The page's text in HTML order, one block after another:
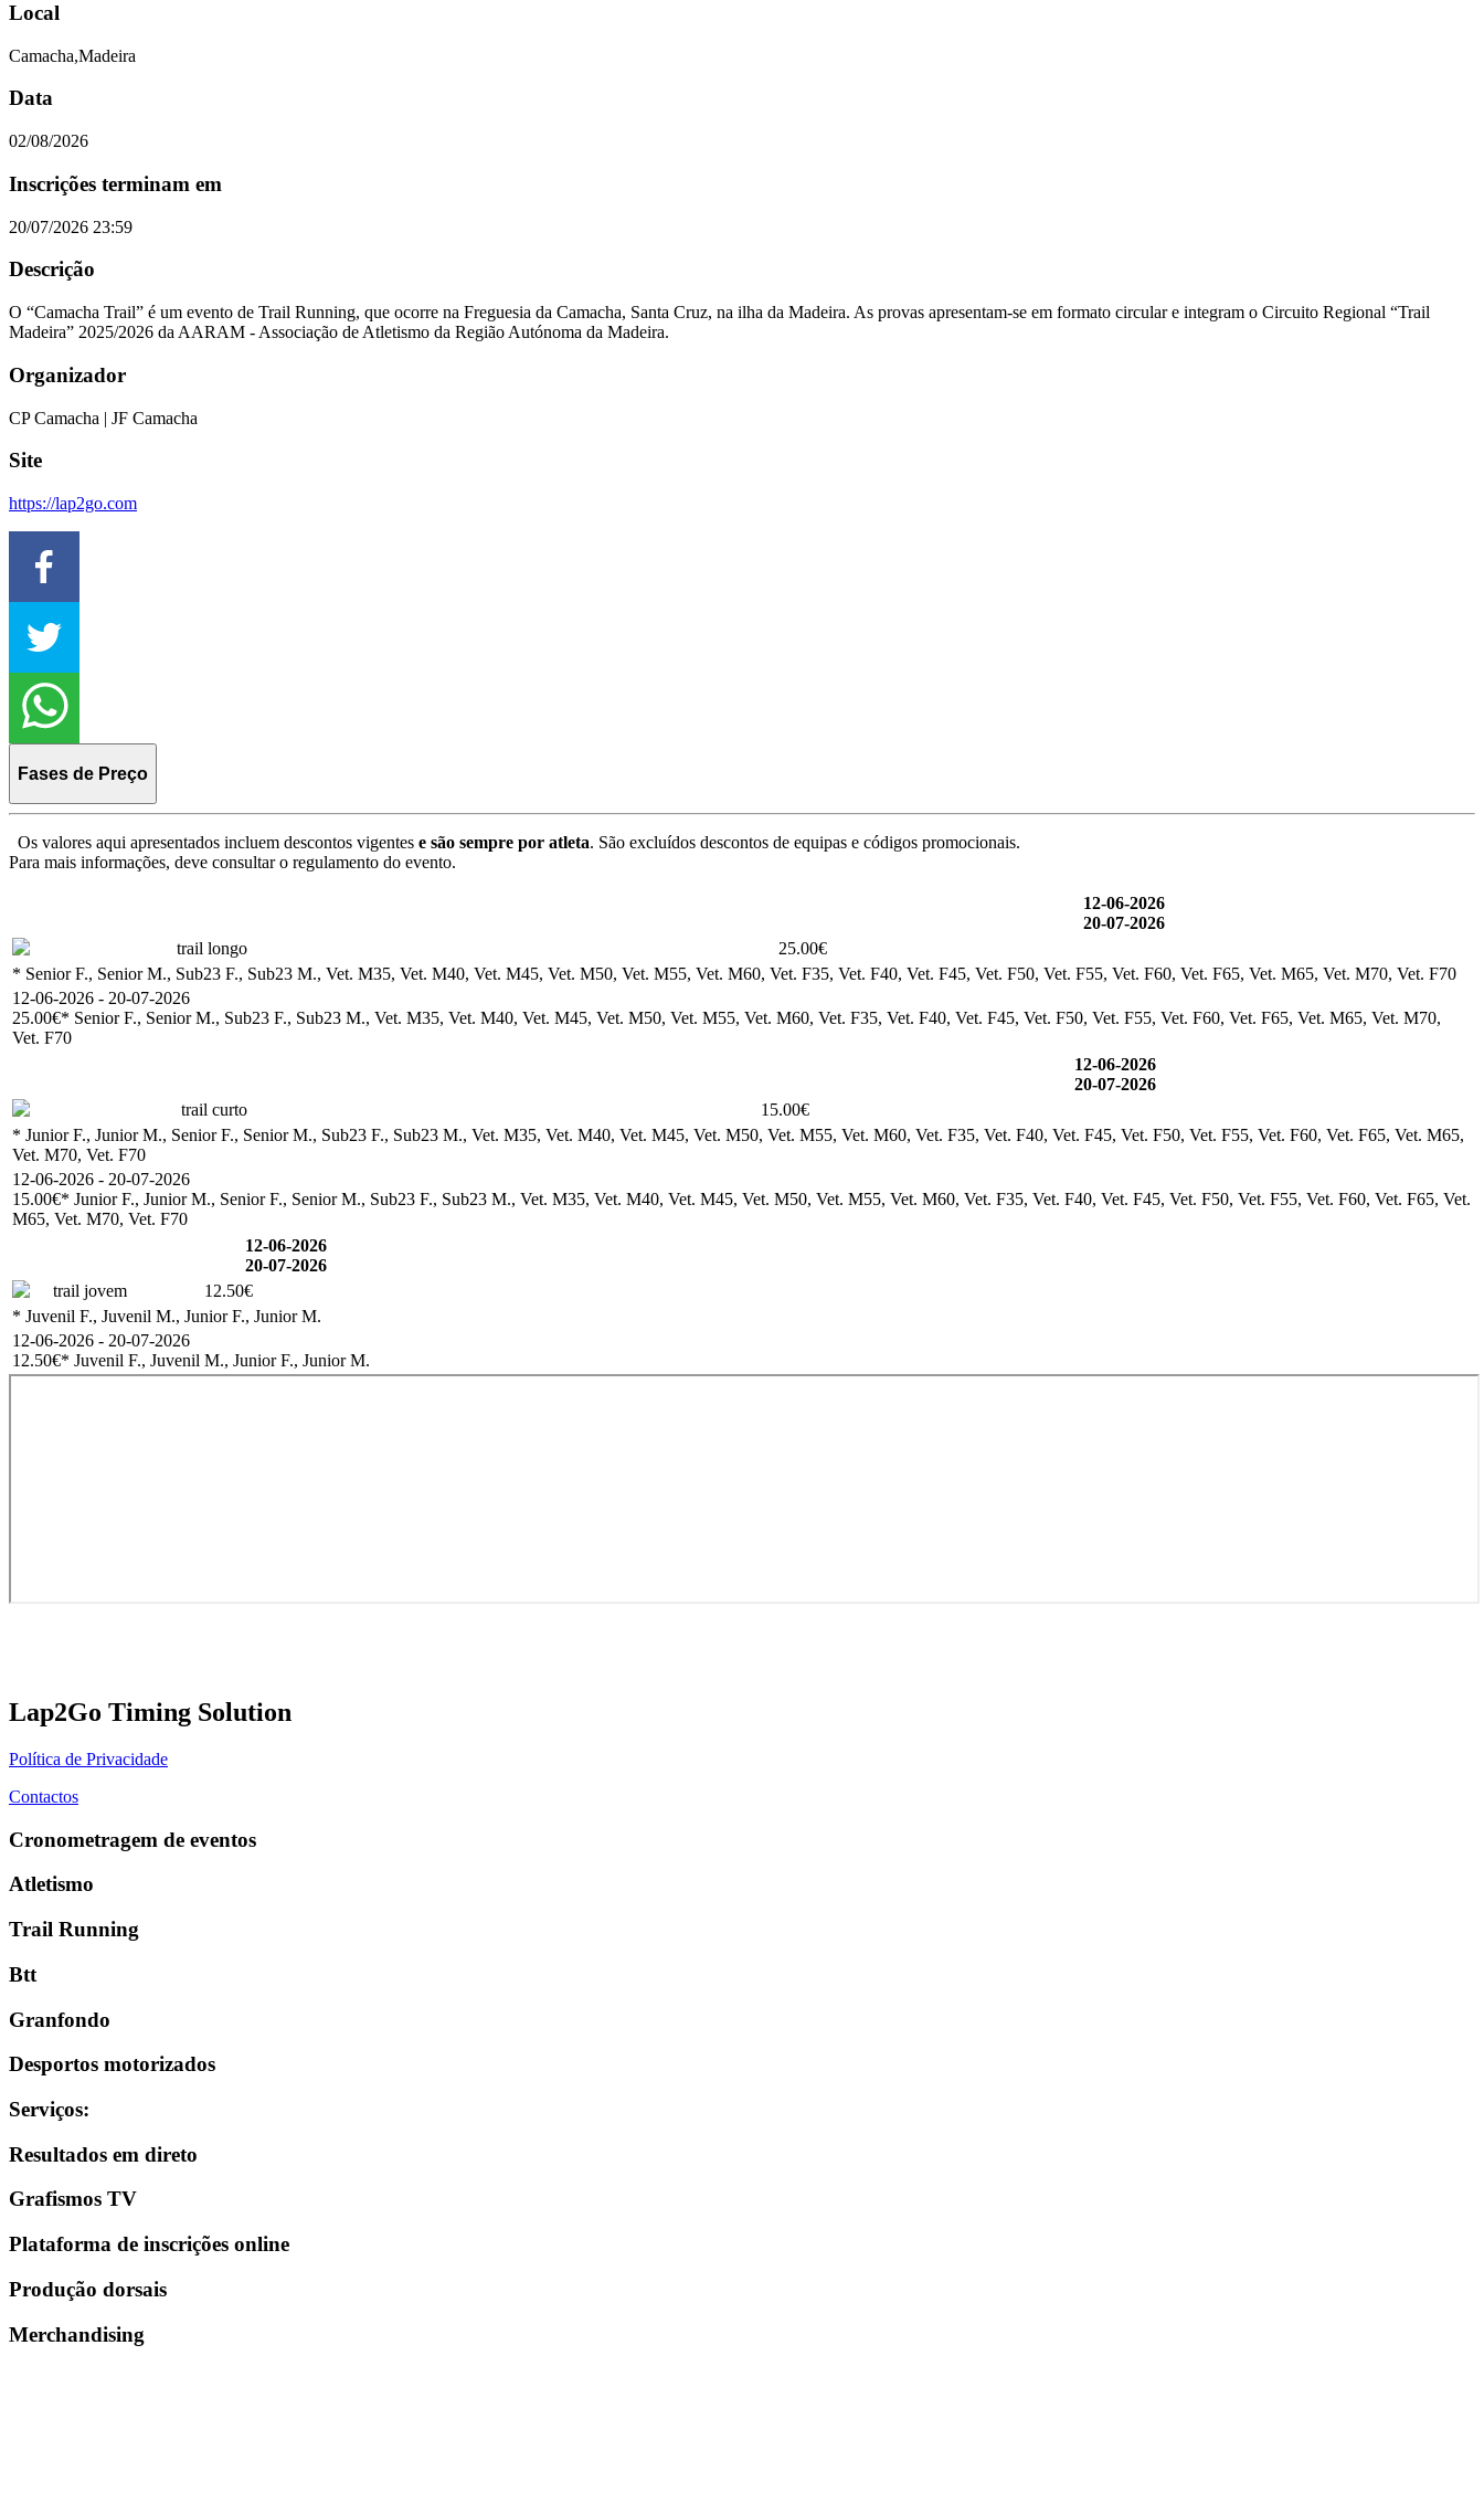
Local
Camacha,Madeira
Data
02/08/2026
Inscrições terminam em
20/07/2026 23:59
Descrição
O “Camacha Trail” é um evento de Trail Running, que ocorre na Freguesia da Camacha, Santa Cruz, na ilha da Madeira. As provas apresentam-se em formato circular e integram o Circuito Regional “Trail
Madeira” 2025/2026 da AARAM - Associação de Atletismo da Região Autónoma da Madeira.
Organizador
CP Camacha | JF Camacha
Site
https://lap2go.com
Fases de Preço
Os valores aqui apresentados incluem descontos vigentes e são sempre por atleta. São excluídos descontos de equipas e códigos promocionais.
Para mais informações, deve consultar o regulamento do evento.
12-06-2026
20-07-2026
trail longo
25.00€
* Senior F., Senior M., Sub23 F., Sub23 M., Vet. M35, Vet. M40, Vet. M45, Vet. M50, Vet. M55, Vet. M60, Vet. F35, Vet. F40, Vet. F45, Vet. F50, Vet. F55, Vet. F60, Vet. F65, Vet. M65, Vet. M70, Vet. F70
12-06-2026 - 20-07-2026
25.00€* Senior F., Senior M., Sub23 F., Sub23 M., Vet. M35, Vet. M40, Vet. M45, Vet. M50, Vet. M55, Vet. M60, Vet. F35, Vet. F40, Vet. F45, Vet. F50, Vet. F55, Vet. F60, Vet. F65, Vet. M65, Vet. M70,
Vet. F70
12-06-2026
20-07-2026
trail curto
15.00€
* Junior F., Junior M., Senior F., Senior M., Sub23 F., Sub23 M., Vet. M35, Vet. M40, Vet. M45, Vet. M50, Vet. M55, Vet. M60, Vet. F35, Vet. F40, Vet. F45, Vet. F50, Vet. F55, Vet. F60, Vet. F65, Vet. M65,
Vet. M70, Vet. F70
12-06-2026 - 20-07-2026
15.00€* Junior F., Junior M., Senior F., Senior M., Sub23 F., Sub23 M., Vet. M35, Vet. M40, Vet. M45, Vet. M50, Vet. M55, Vet. M60, Vet. F35, Vet. F40, Vet. F45, Vet. F50, Vet. F55, Vet. F60, Vet. F65, Vet.
M65, Vet. M70, Vet. F70
12-06-2026
20-07-2026
trail jovem
12.50€
* Juvenil F., Juvenil M., Junior F., Junior M.
12-06-2026 - 20-07-2026
12.50€* Juvenil F., Juvenil M., Junior F., Junior M.
Lap2Go Timing Solution
Política de Privacidade
Contactos
Cronometragem de eventos
Atletismo
Trail Running
Btt
Granfondo
Desportos motorizados
Serviços:
Resultados em direto
Grafismos TV
Plataforma de inscrições online
Produção dorsais
Merchandising